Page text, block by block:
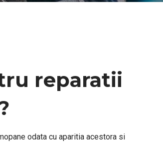
reparatii
odata cu aparitia acestora si